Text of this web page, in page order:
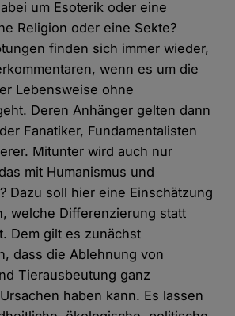
um Esoterik oder eine
Religion oder eine Sekte?
finden sich immer wieder,
wenn es um die
Lebensweise ohne
Deren Anhänger gelten dann
Fanatiker, Fundamentalisten
Mitunter wird auch nur
mit Humanismus und
Dazu soll hier eine Einschätzung
welche Differenzierung statt
Dem gilt es zunächst
dass die Ablehnung von
Tierausbeutung ganz
haben kann. Es lassen